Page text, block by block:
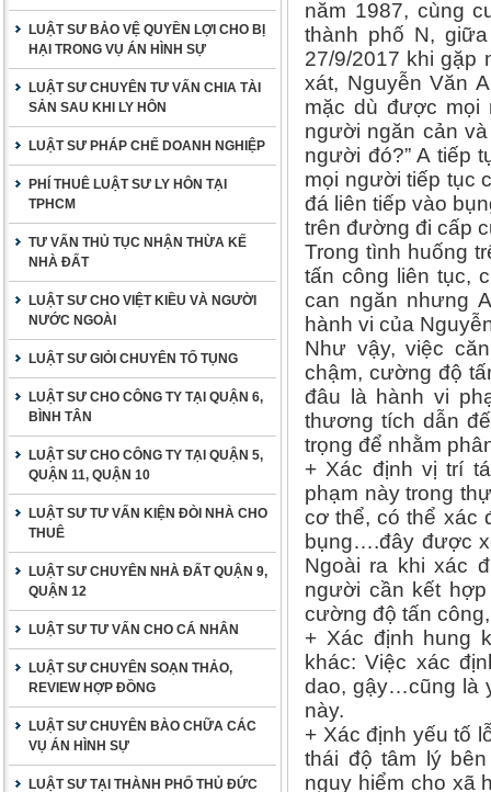
LUẬT SƯ BẢO VỆ QUYỀN LỢI CHO BỊ
HẠI TRONG VỤ ÁN HÌNH SỰ
LUẬT SƯ CHUYÊN TƯ VẤN CHIA TÀI
SẢN SAU KHI LY HÔN
LUẬT SƯ PHÁP CHẾ DOANH NGHIỆP
PHÍ THUÊ LUẬT SƯ LY HÔN TẠI
TPHCM
TƯ VẤN THỦ TỤC NHẬN THỪA KẾ
NHÀ ĐẤT
LUẬT SƯ CHO VIỆT KIỀU VÀ NGƯỜI
NƯỚC NGOÀI
LUẬT SƯ GIỎI CHUYÊN TỐ TỤNG
LUẬT SƯ CHO CÔNG TY TẠI QUẬN 6,
BÌNH TÂN
LUẬT SƯ CHO CÔNG TY TẠI QUẬN 5,
QUẬN 11, QUẬN 10
LUẬT SƯ TƯ VẤN KIỆN ĐÒI NHÀ CHO
THUÊ
LUẬT SƯ CHUYÊN NHÀ ĐẤT QUẬN 9,
QUẬN 12
LUẬT SƯ TƯ VẤN CHO CÁ NHÂN
LUẬT SƯ CHUYÊN SOẠN THẢO,
REVIEW HỢP ĐỒNG
LUẬT SƯ CHUYÊN BÀO CHỮA CÁC
VỤ ÁN HÌNH SỰ
LUẬT SƯ TẠI THÀNH PHỐ THỦ ĐỨC
năm 1987, cùng
thành phố N,
27/9/2017 khi gặp
xát, Nguyễn Văn
mặc dù được mọi
người ngăn cản
người đó?” A tiếp
mọi người tiếp tục
đá liên tiếp vào
trên đường đi cấp
Trong tình huống
tấn công liên tục,
can ngăn nhưng
hành vi của
Như vậy, việc
chậm, cường độ
đâu là hành vi
thương tích dẫn
trọng để nhằm
+ Xác định vị trí
phạm này trong
cơ thể, có thể xác
bụng….đây được
Ngoài ra khi xác
người cần kết
cường độ tấn
+ Xác định hung
khác: Việc xác
dao, gậy…cũng là
này.
+ Xác định yếu tố
thái độ tâm lý
nguy hiểm cho xã